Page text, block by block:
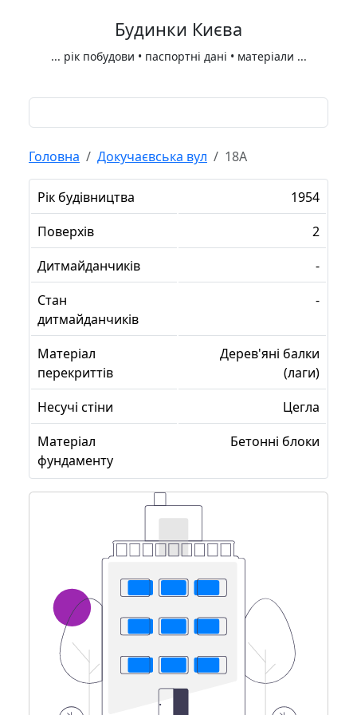
Будинки Києва
... рік побудови • паспортні дані • матеріали ...
Головна Докучаєвська вул 18А
Рік будівництва
1954
Поверхів
2
Дитмайданчиків
-
Стан
дитмайданчиків
-
Матеріал
перекриттів
Дерев'яні балки
(лаги)
Несучі стіни
Цегла
Матеріал
фундаменту
Бетонні блоки